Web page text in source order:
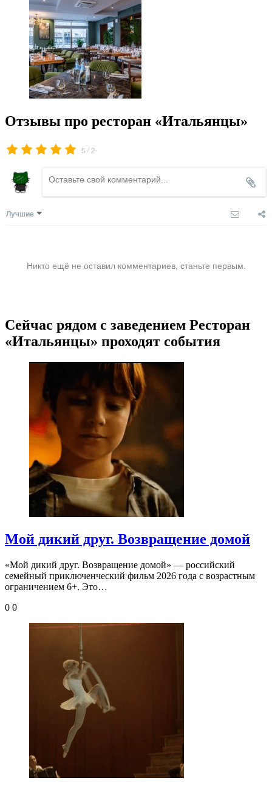
Отзывы про ресторан «Итальянцы»
5 /2
Лучшие
Никто ещё не оставил комментариев, станьте первым.
Сейчас рядом с заведением Ресторан
«Итальянцы» проходят события
Мой дикий друг. Возвращение домой
«Мой дикий друг. Возвращение домой» — российский
семейный приключенческий фильм 2026 года с возрастным
ограничением 6+. Это…
0 0